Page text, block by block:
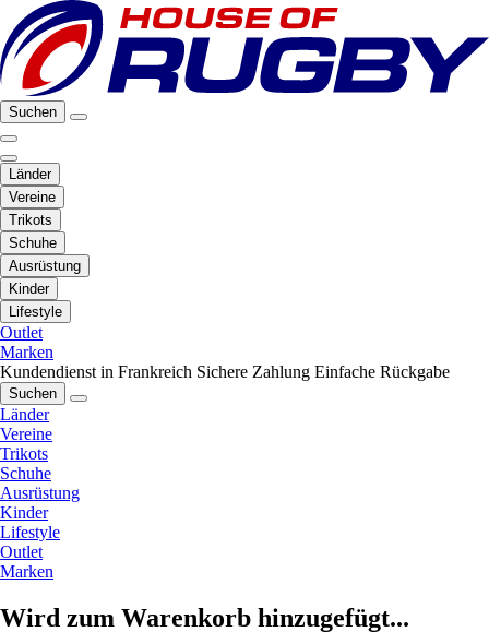
Suchen
Länder
Vereine
Trikots
Schuhe
Ausrüstung
Kinder
Lifestyle
Outlet
Marken
Kundendienst in Frankreich Sichere Zahlung Einfache Rückgabe
Suchen
Länder
Vereine
Trikots
Schuhe
Ausrüstung
Kinder
Lifestyle
Outlet
Marken
Wird zum Warenkorb hinzugefügt...